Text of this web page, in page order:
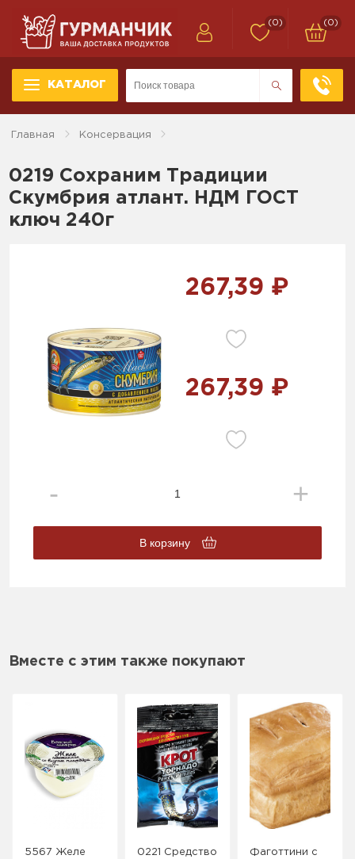
КАТАЛОГ
(0) (0)
Главная Консервация
0219 Сохраним Традиции
Скумбрия атлант. НДМ ГОСТ
ключ 240г
267,39 ₽
267,39 ₽
В корзину
Вместе с этим также покупают
5567 Желе
0221 Средство
Фаготтини с